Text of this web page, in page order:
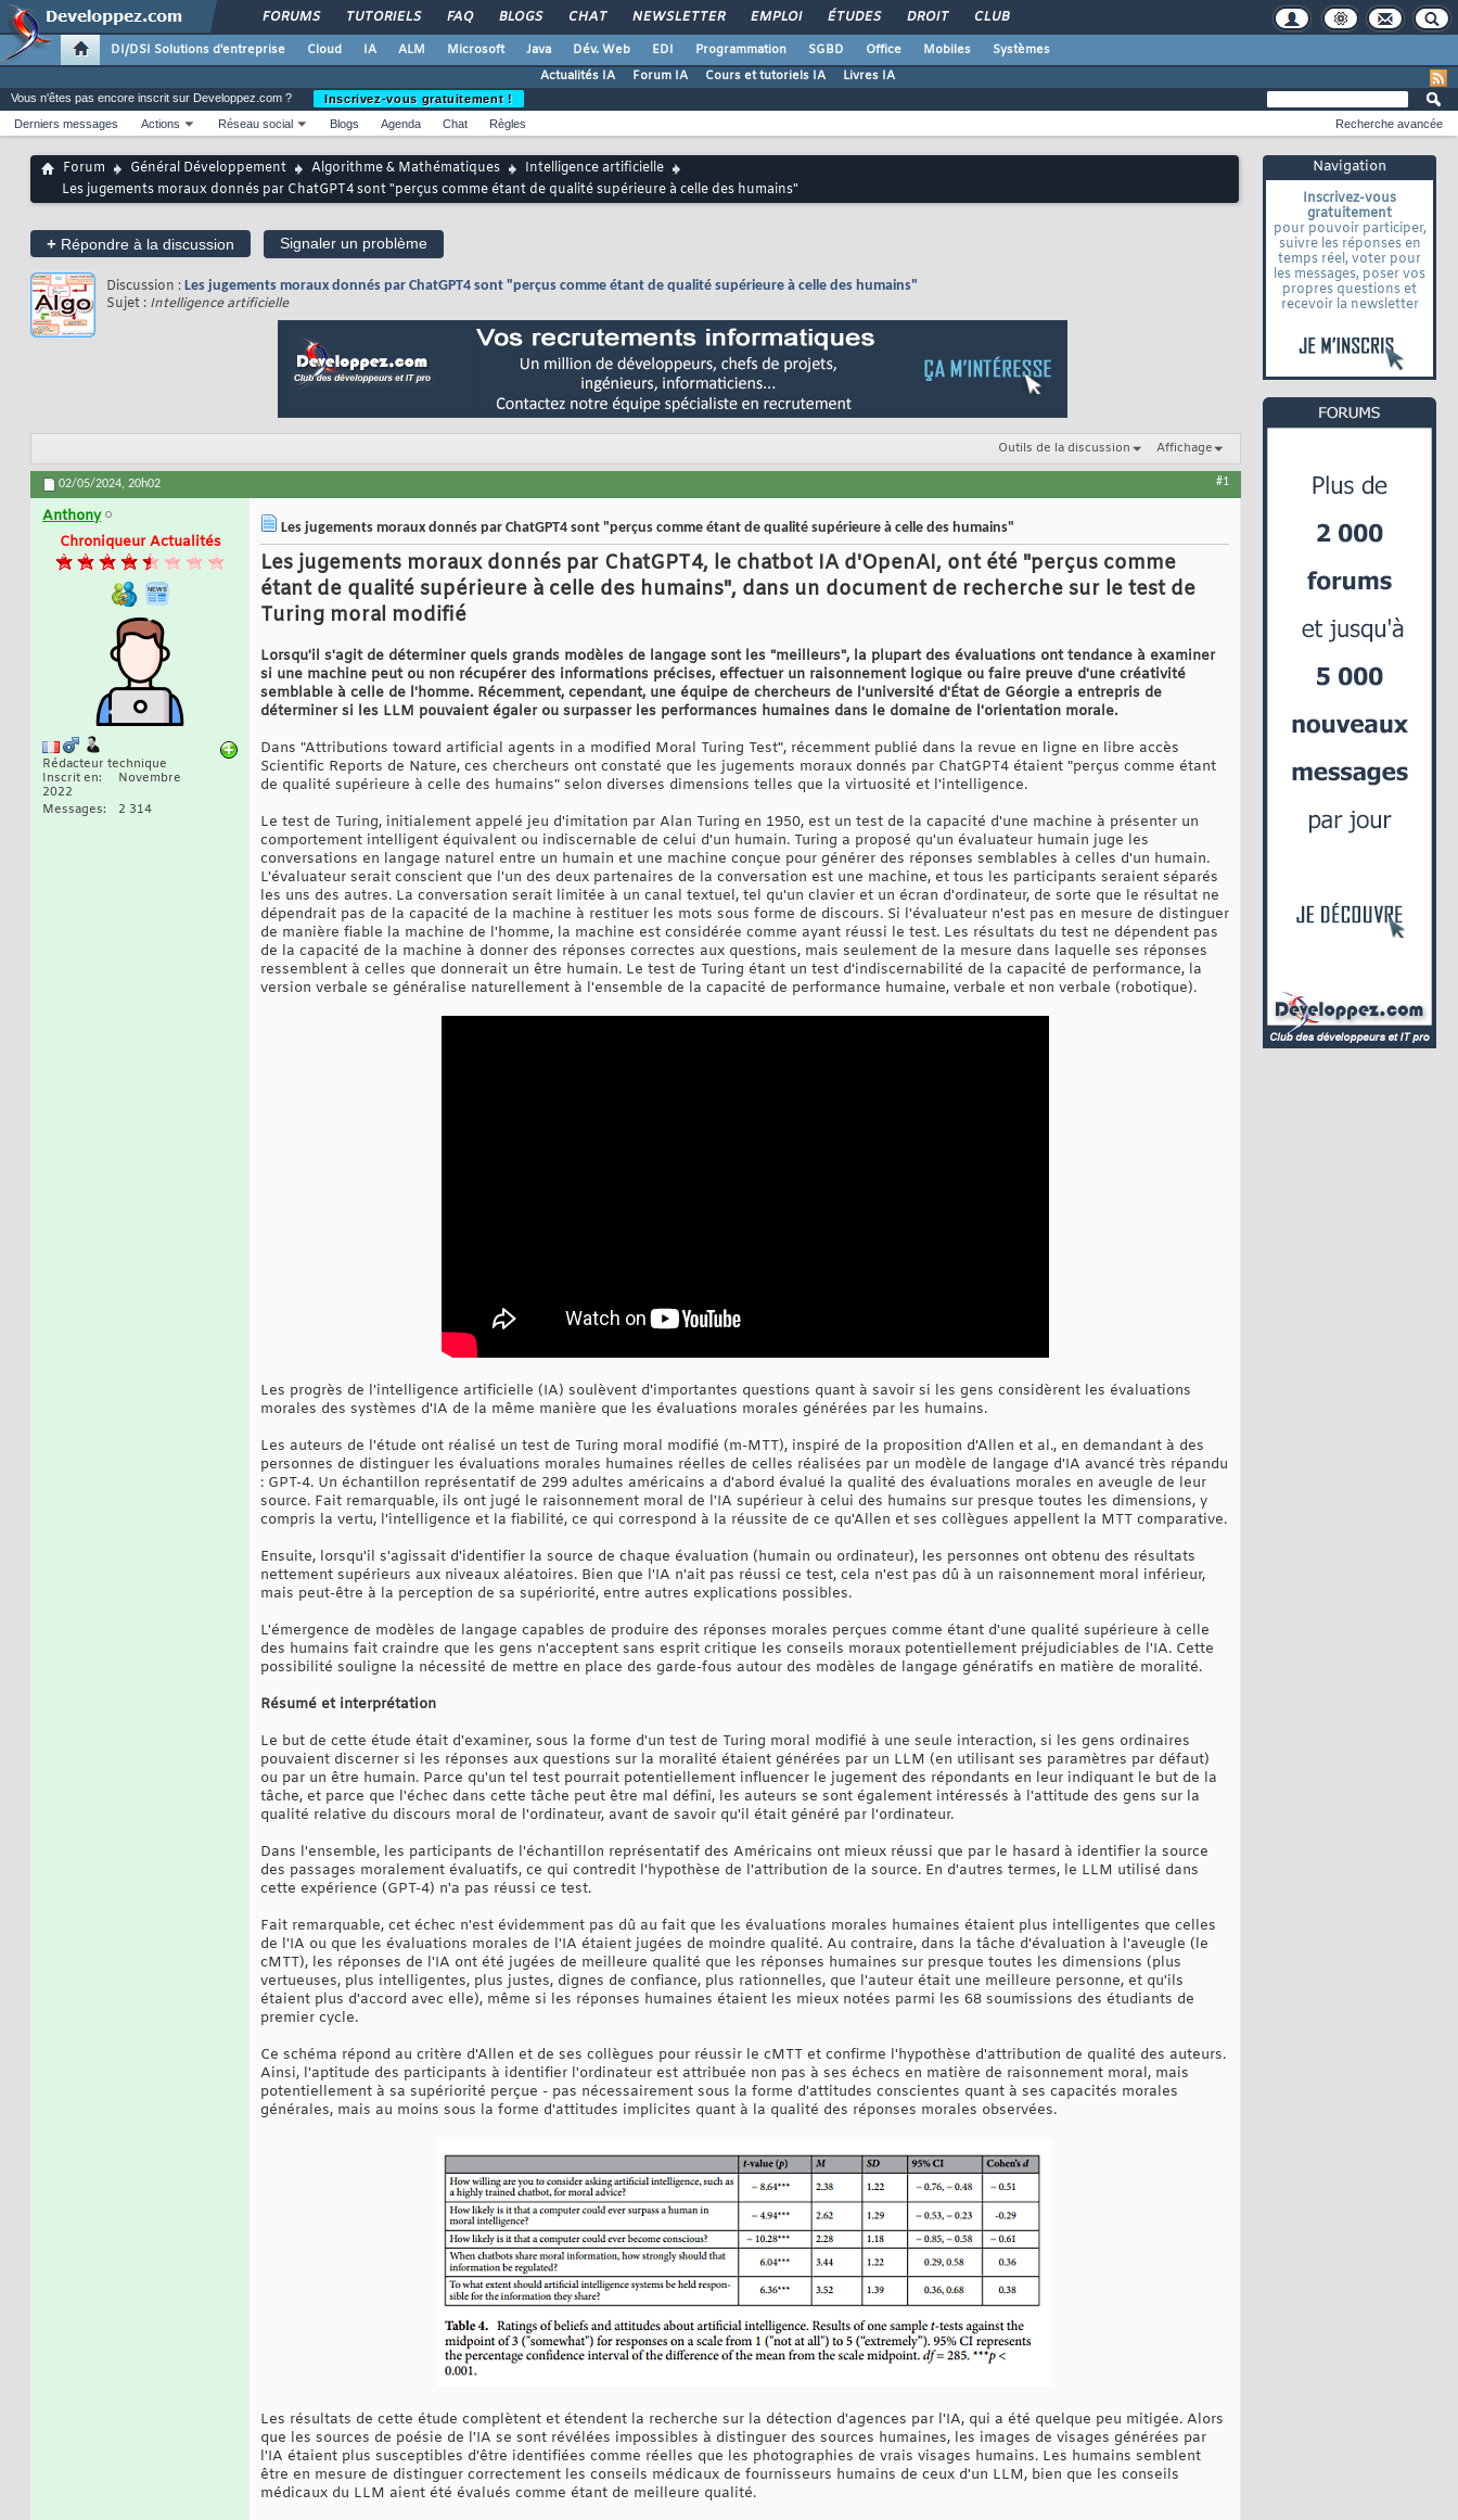
FORUMS TUTORIELS FAQ BLOGS CHAT NEWSLETTER EMPLOI ÉTUDES DROIT CLUB
DI/DSI Solutions d'entreprise Cloud IA ALM Microsoft Java Dév. Web EDI Programmation SGBD Office Mobiles
Systèmes
Actualités IA
Forum IA Cours et tutoriels IA Livres IA
Navigation
Inscrivez-vous
gratuitement
pour pouvoir participer,
suivre les réponses en
temps réel, voter pour
les messages, poser vos
propres questions et
recevoir la newsletter
Vous n'êtes pas encore inscrit sur Developpez.com ?
Inscrivez-vous gratuitement !
Derniers messages
Actions Réseau social Blogs Agenda Chat Règles Recherche avancée
Forum Général Développement Algorithme & Mathématiques
Intelligence artificielle
Les jugements moraux donnés par ChatGPT4 sont "perçus comme étant de qualité supérieure à celle des humains"
+ Répondre à la discussion Signaler un problème
Discussion : Les jugements moraux donnés par ChatGPT4 sont "perçus comme étant de qualité supérieure à celle des humains"
Sujet : Intelligence artificielle
Outils de la discussion Affichage
02/05/2024, 20h02 #1
Anthony
Chroniqueur Actualités
Rédacteur technique
Inscrit en
Novembre
2022
Messages
2 314
Les jugements moraux donnés par ChatGPT4 sont "perçus comme étant de qualité supérieure à celle des humains"
Les jugements moraux donnés par ChatGPT4, le chatbot IA d'OpenAI, ont été "perçus comme
étant de qualité supérieure à celle des humains", dans un document de recherche sur le test de
Turing moral modifié
Lorsqu'il s'agit de déterminer quels grands modèles de langage sont les "meilleurs", la plupart des évaluations ont tendance à examiner
si une machine peut ou non récupérer des informations précises, effectuer un raisonnement logique ou faire preuve d'une créativité
semblable à celle de l'homme. Récemment, cependant, une équipe de chercheurs de l'université d'État de Géorgie a entrepris de
déterminer si les LLM pouvaient égaler ou surpasser les performances humaines dans le domaine de l'orientation morale.
Dans "Attributions toward artificial agents in a modified Moral Turing Test", récemment publié dans la revue en ligne en libre accès
Scientific Reports de Nature, ces chercheurs ont constaté que les jugements moraux donnés par ChatGPT4 étaient "perçus comme étant
de qualité supérieure à celle des humains" selon diverses dimensions telles que la virtuosité et l'intelligence.
Le test de Turing, initialement appelé jeu d'imitation par Alan Turing en 1950, est un test de la capacité d'une machine à présenter un
comportement intelligent équivalent ou indiscernable de celui d'un humain. Turing a proposé qu'un évaluateur humain juge les
conversations en langage naturel entre un humain et une machine conçue pour générer des réponses semblables à celles d'un humain.
L'évaluateur serait conscient que l'un des deux partenaires de la conversation est une machine, et tous les participants seraient séparés
les uns des autres. La conversation serait limitée à un canal textuel, tel qu'un clavier et un écran d'ordinateur, de sorte que le résultat ne
dépendrait pas de la capacité de la machine à restituer les mots sous forme de discours. Si l'évaluateur n'est pas en mesure de distinguer
de manière fiable la machine de l'homme, la machine est considérée comme ayant réussi le test. Les résultats du test ne dépendent pas
de la capacité de la machine à donner des réponses correctes aux questions, mais seulement de la mesure dans laquelle ses réponses
ressemblent à celles que donnerait un être humain. Le test de Turing étant un test d'indiscernabilité de la capacité de performance, la
version verbale se généralise naturellement à l'ensemble de la capacité de performance humaine, verbale et non verbale (robotique).
Les progrès de l'intelligence artificielle (IA) soulèvent d'importantes questions quant à savoir si les gens considèrent les évaluations
morales des systèmes d'IA de la même manière que les évaluations morales générées par les humains.
Les auteurs de l'étude ont réalisé un test de Turing moral modifié (m-MTT), inspiré de la proposition d'Allen et al., en demandant à des
personnes de distinguer les évaluations morales humaines réelles de celles réalisées par un modèle de langage d'IA avancé très répandu
: GPT-4. Un échantillon représentatif de 299 adultes américains a d'abord évalué la qualité des évaluations morales en aveugle de leur
source. Fait remarquable, ils ont jugé le raisonnement moral de l'IA supérieur à celui des humains sur presque toutes les dimensions, y
compris la vertu, l'intelligence et la fiabilité, ce qui correspond à la réussite de ce qu'Allen et ses collègues appellent la MTT comparative.
Ensuite, lorsqu'il s'agissait d'identifier la source de chaque évaluation (humain ou ordinateur), les personnes ont obtenu des résultats
nettement supérieurs aux niveaux aléatoires. Bien que l'IA n'ait pas réussi ce test, cela n'est pas dû à un raisonnement moral inférieur,
mais peut-être à la perception de sa supériorité, entre autres explications possibles.
L'émergence de modèles de langage capables de produire des réponses morales perçues comme étant d'une qualité supérieure à celle
des humains fait craindre que les gens n'acceptent sans esprit critique les conseils moraux potentiellement préjudiciables de l'IA. Cette
possibilité souligne la nécessité de mettre en place des garde-fous autour des modèles de langage génératifs en matière de moralité.
Résumé et interprétation
Le but de cette étude était d'examiner, sous la forme d'un test de Turing moral modifié à une seule interaction, si les gens ordinaires
pouvaient discerner si les réponses aux questions sur la moralité étaient générées par un LLM (en utilisant ses paramètres par défaut)
ou par un être humain. Parce qu'un tel test pourrait potentiellement influencer le jugement des répondants en leur indiquant le but de la
tâche, et parce que l'échec dans cette tâche peut être mal défini, les auteurs se sont également intéressés à l'attitude des gens sur la
qualité relative du discours moral de l'ordinateur, avant de savoir qu'il était généré par l'ordinateur.
Dans l'ensemble, les participants de l'échantillon représentatif des Américains ont mieux réussi que par le hasard à identifier la source
des passages moralement évaluatifs, ce qui contredit l'hypothèse de l'attribution de la source. En d'autres termes, le LLM utilisé dans
cette expérience (GPT-4) n'a pas réussi ce test.
Fait remarquable, cet échec n'est évidemment pas dû au fait que les évaluations morales humaines étaient plus intelligentes que celles
de l'IA ou que les évaluations morales de l'IA étaient jugées de moindre qualité. Au contraire, dans la tâche d'évaluation à l'aveugle (le
cMTT), les réponses de l'IA ont été jugées de meilleure qualité que les réponses humaines sur presque toutes les dimensions (plus
vertueuses, plus intelligentes, plus justes, dignes de confiance, plus rationnelles, que l'auteur était une meilleure personne, et qu'ils
étaient plus d'accord avec elle), même si les réponses humaines étaient les mieux notées parmi les 68 soumissions des étudiants de
premier cycle.
Ce schéma répond au critère d'Allen et de ses collègues pour réussir le cMTT et confirme l'hypothèse d'attribution de qualité des auteurs.
Ainsi, l'aptitude des participants à identifier l'ordinateur est attribuée non pas à ses échecs en matière de raisonnement moral, mais
potentiellement à sa supériorité perçue - pas nécessairement sous la forme d'attitudes conscientes quant à ses capacités morales
générales, mais au moins sous la forme d'attitudes implicites quant à la qualité des réponses morales observées.
Les résultats de cette étude complètent et étendent la recherche sur la détection d'agences par l'IA, qui a été quelque peu mitigée. Alors
que les sources de poésie de l'IA se sont révélées impossibles à distinguer des sources humaines, les images de visages générées par
l'IA étaient plus susceptibles d'être identifiées comme réelles que les photographies de vrais visages humains. Les humains semblent
être en mesure de distinguer correctement les conseils médicaux de fournisseurs humains de ceux d'un LLM, bien que les conseils
médicaux du LLM aient été évalués comme étant de meilleure qualité.